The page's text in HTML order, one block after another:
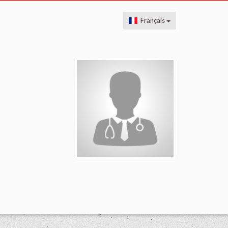
Français